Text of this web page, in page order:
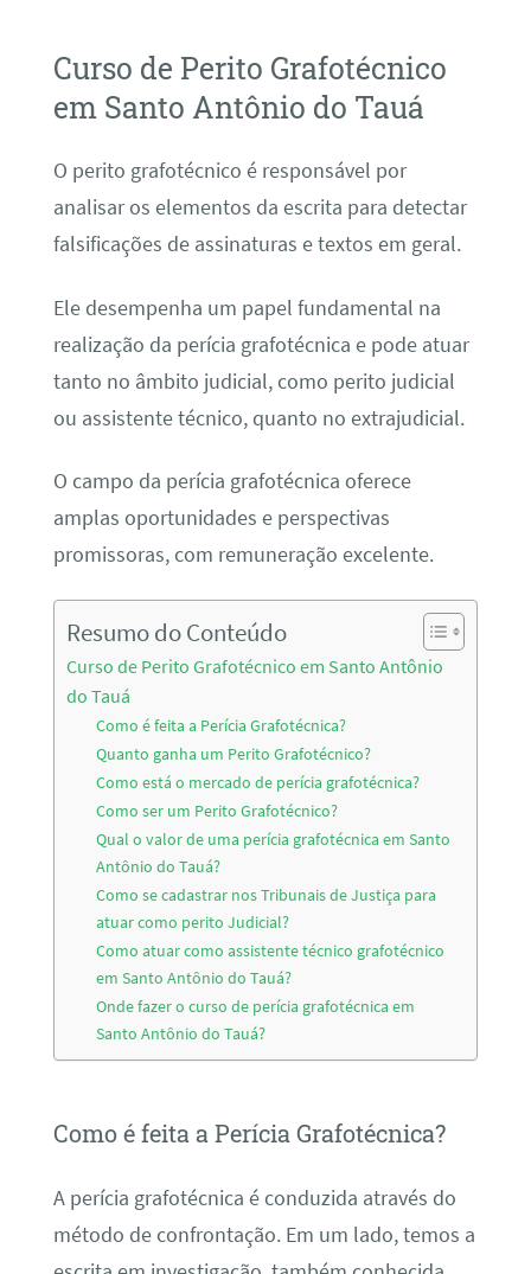
Curso de Perito Grafotécnico
em Santo Antônio do Tauá
O perito grafotécnico é responsável por
analisar os elementos da escrita para detectar
falsificações de assinaturas e textos em geral.
Ele desempenha um papel fundamental na
realização da perícia grafotécnica e pode atuar
tanto no âmbito judicial, como perito judicial
ou assistente técnico, quanto no extrajudicial.
O campo da perícia grafotécnica oferece
amplas oportunidades e perspectivas
promissoras, com remuneração excelente.
Resumo do Conteúdo
Curso de Perito Grafotécnico em Santo Antônio
do Tauá
Como é feita a Perícia Grafotécnica?
Quanto ganha um Perito Grafotécnico?
Como está o mercado de perícia grafotécnica?
Como ser um Perito Grafotécnico?
Qual o valor de uma perícia grafotécnica em Santo
Antônio do Tauá?
Como se cadastrar nos Tribunais de Justiça para
atuar como perito Judicial?
Como atuar como assistente técnico grafotécnico
em Santo Antônio do Tauá?
Onde fazer o curso de perícia grafotécnica em
Santo Antônio do Tauá?
Como é feita a Perícia Grafotécnica?
A perícia grafotécnica é conduzida através do
método de confrontação. Em um lado, temos a